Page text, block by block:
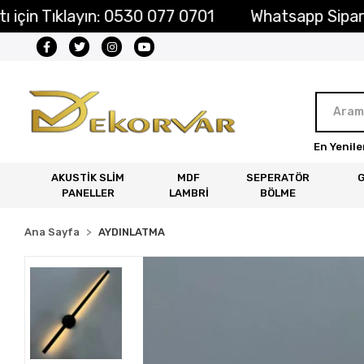
Tıklayın: 0530 077 0701 Whatsapp Sipariş
En
AKUSTİK SLİM
PANELLER
MDF
LAMBRİ
SEPERATÖR
BÖLME
Ana Sayfa AYDINLATMA